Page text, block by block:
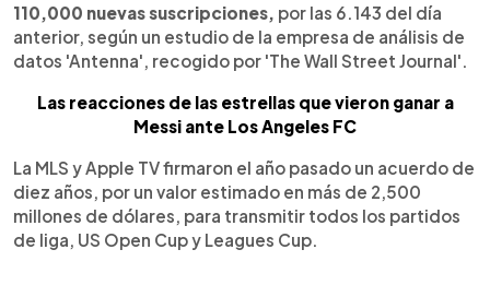
110,000 nuevas suscripciones, por las 6.143 del día
anterior, según un estudio de la empresa de análisis de
datos 'Antenna', recogido por 'The Wall Street Journal'.
Las reacciones de las estrellas que vieron ganar a
Messi ante Los Angeles FC
La MLS y Apple TV firmaron el año pasado un acuerdo de
diez años, por un valor estimado en más de 2,500
millones de dólares, para transmitir todos los partidos
de liga, US Open Cup y Leagues Cup.